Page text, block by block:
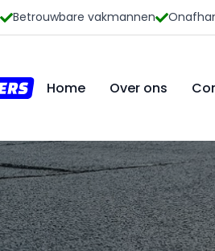
Betrouwbare vakmannen
Home Over ons